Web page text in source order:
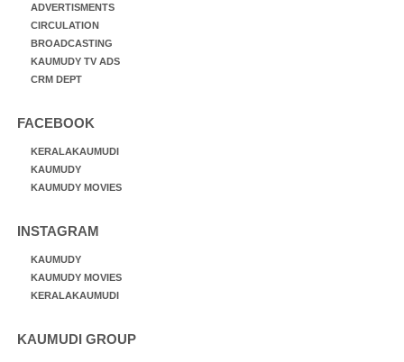
ADVERTISMENTS
CIRCULATION
BROADCASTING
KAUMUDY TV ADS
CRM DEPT
FACEBOOK
KERALAKAUMUDI
KAUMUDY
KAUMUDY MOVIES
INSTAGRAM
KAUMUDY
KAUMUDY MOVIES
KERALAKAUMUDI
KAUMUDI GROUP